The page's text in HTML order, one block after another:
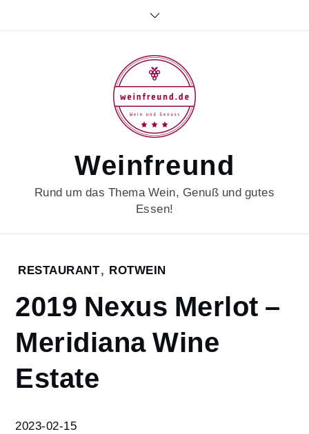
Weinfreund
Rund um das Thema Wein, Genuß und gutes
Essen!
Home
Februar
2019
Nexus
Merlot –
Meridiana
Wine
RESTAURANT, ROTWEIN
2019 Nexus Merlot –
Meridiana Wine
Estate
2023-02-15